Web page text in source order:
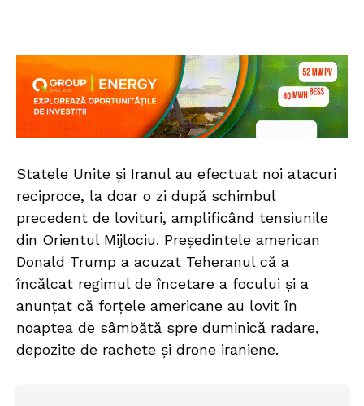
Statele Unite și Iranul au efectuat noi atacuri
reciproce, la doar o zi după schimbul
precedent de lovituri, amplificând tensiunile
din Orientul Mijlociu. Președintele american
Donald Trump a acuzat Teheranul că a
încălcat regimul de încetare a focului și a
anunțat că forțele americane au lovit în
noaptea de sâmbătă spre duminică radare,
depozite de rachete și drone iraniene.